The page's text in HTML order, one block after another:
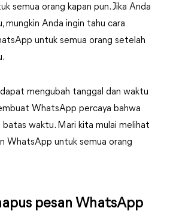
semua orang kapan pun. Jika Anda
Anda ingin tahu cara
untuk semua orang setelah
dapat mengubah tanggal dan waktu
WhatsApp percaya bahwa
waktu. Mari kita mulai melihat
WhatsApp untuk semua orang
pesan WhatsApp